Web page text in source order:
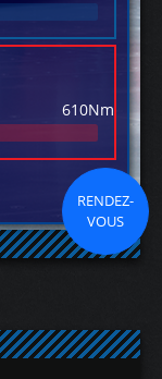
610Nm
RENDEZ-
VOUS